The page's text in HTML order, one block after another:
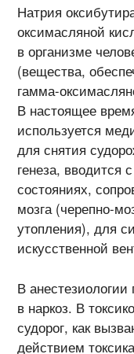
Натрия
оксимасляной
в организме
(вещества,
гамма-
В настоящее
используется
для снятия
генеза, вводится
состояниях,
мозга (черепно-
утопления), для
искусственной
В
в наркоз. В
судорог, как
действием